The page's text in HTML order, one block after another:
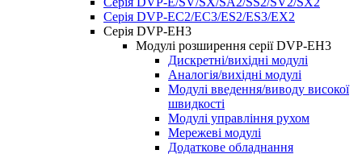
Серія DVP-EC2/EC3/ES2/ES3/EX2
Серія DVP-EH3
Модулі розширення серії DVP-EH3
Дискретні/вихідні модулі
Аналогія/вихідні модулі
Модулі введення/виводу високої
швидкості
Модулі управління рухом
Мережеві модулі
Додаткове обладнання